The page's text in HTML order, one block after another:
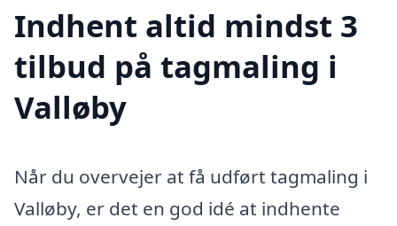
Indhent altid mindst 3
tilbud på tagmaling i
Valløby
Når du overvejer at få udført tagmaling i
Valløby, er det en god idé at indhente